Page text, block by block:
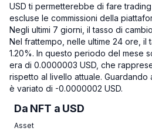
USD ti permetterebbe di fare
escluse le commissioni della
Negli ultimi 7 giorni, il tasso di
Nel frattempo, nelle ultime 24 ore, il
1.20%. In questo periodo del mese
era di 0.0000003 USD, che
rispetto al livello attuale. Guardando
è variato di -0.0000002 USD.
Da NFT a USD
Asset